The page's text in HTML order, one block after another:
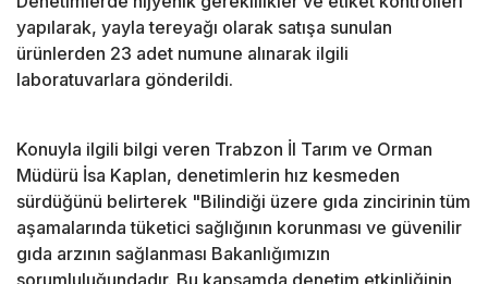
yapılarak, yayla tereyağı olarak satışa sunulan
ürünlerden 23 adet numune alınarak ilgili
laboratuvarlara gönderildi.
Konuyla ilgili bilgi veren Trabzon İl Tarım ve Orman
Müdürü İsa Kaplan, denetimlerin hız kesmeden
sürdüğünü belirterek "Bilindiği üzere gıda zincirinin tüm
aşamalarında tüketici sağlığının korunması ve güvenilir
gıda arzının sağlanması Bakanlığımızın